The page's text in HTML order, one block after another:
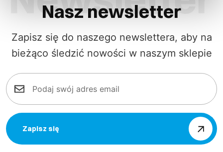
Nasz newsletter
Zapisz się do naszego newslettera, aby na
bieżąco śledzić nowości w naszym sklepie
Zapisz się